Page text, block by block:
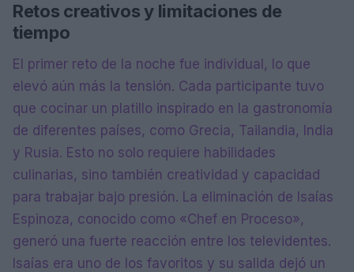
Retos creativos y limitaciones de
tiempo
El primer reto de la noche fue individual, lo que
elevó aún más la tensión. Cada participante tuvo
que cocinar un platillo inspirado en la gastronomía
de diferentes países, como Grecia, Tailandia, India
y Rusia. Esto no solo requiere habilidades
culinarias, sino también creatividad y capacidad
para trabajar bajo presión. La eliminación de Isaías
Espinoza, conocido como «Chef en Proceso»,
generó una fuerte reacción entre los televidentes.
Isaías era uno de los favoritos y su salida dejó un